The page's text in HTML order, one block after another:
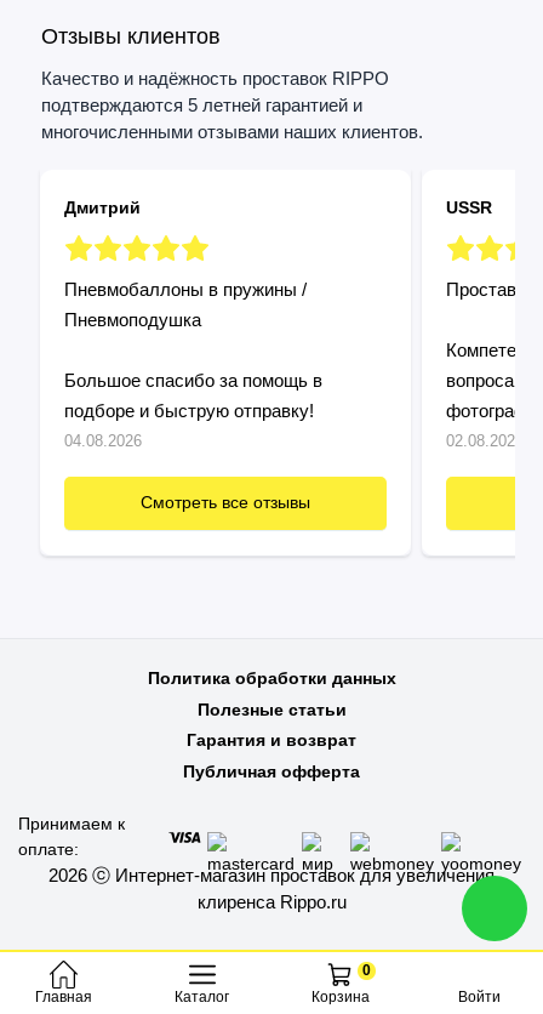
Главная Каталог Корзина
0
Войти
Отзывы клиентов
Качество и надёжность проставок RIPPO
подтверждаются 5 летней гарантией и
многочисленными отзывами наших клиентов.
Дмитрий
Пневмобаллоны в пружины /
Пневмоподушка
Большое спасибо за помощь в
подборе и быструю отправку!
Установил без проблем, все четко
быстро и по делу!
04.08.2026
Смотреть все отзывы
USSR
Проставки
вопросам,
02.08.2026
Политика обработки данных
Полезные статьи
Гарантия и возврат
Публичная офферта
Принимаем к
оплате:
2026 ⓒ Интернет-магазин проставок для увеличения
клиренса Rippo.ru